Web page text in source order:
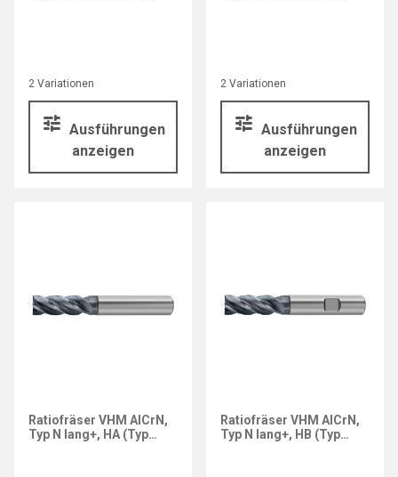
2 Variationen
Ausführungen
anzeigen
2 Variationen
Ausführungen
anzeigen
Ratiofräser VHM AlCrN,
Typ N lang+, HA (Typ
Ratiofräser VHM AlCrN,
Typ N lang+, HB (Typ